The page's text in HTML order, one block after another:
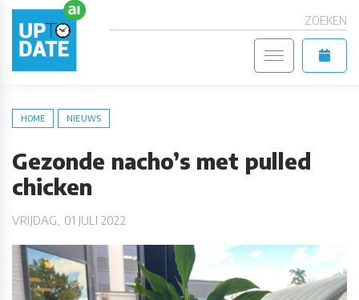
ZOEKEN
HOME NIEUWS
Gezonde nacho’s met pulled
chicken
VRIJDAG, 01 JULI 2022